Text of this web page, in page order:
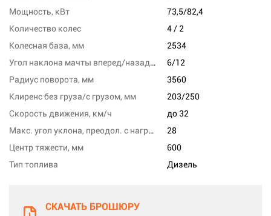
Мощность, кВт
73,5/82,4
Количество колес
4 / 2
Колесная база, мм
2534
Угол наклона мачты вперед/назад, град
6/12
Радиус поворота, мм
3560
Клиренс без груза/с грузом, мм
203/250
Скорость движения, км/ч
до 32
Макс. угол уклона, преодол. с нагрузкой, %
28
Центр тяжести, мм
600
Тип топлива
Дизель
СКАЧАТЬ БРОШЮРУ